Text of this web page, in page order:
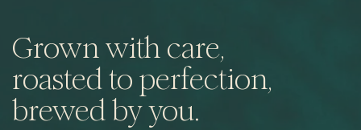
Grown with care,
roasted to perfection,
brewed by you.